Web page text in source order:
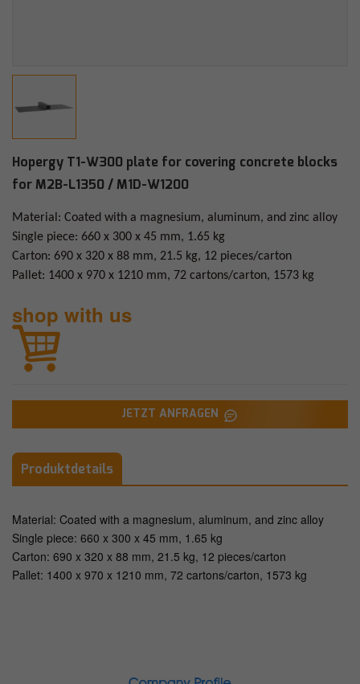
Hopergy T1-W300 plate for covering concrete blocks
for M2B-L1350 / M1D-W1200
Material: Coated with a magnesium, aluminum, and zinc alloy
Single piece: 660 x 300 x 45 mm, 1.65 kg
Carton: 690 x 320 x 88 mm, 21.5 kg, 12 pieces/carton
Pallet: 1400 x 970 x 1210 mm, 72 cartons/carton, 1573 kg
shop with us
JETZT ANFRAGEN
Produktdetails
Material: Coated with a magnesium, aluminum, and zinc alloy
Single piece: 660 x 300 x 45 mm, 1.65 kg
Carton: 690 x 320 x 88 mm, 21.5 kg, 12 pieces/carton
Pallet: 1400 x 970 x 1210 mm, 72 cartons/carton, 1573 kg